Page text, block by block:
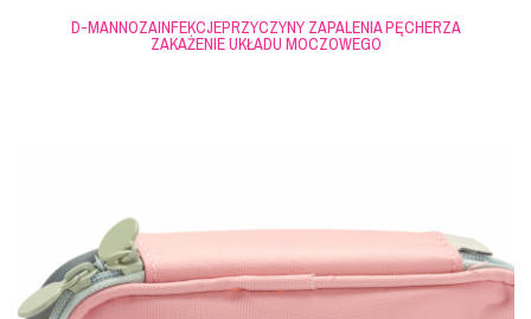
D-MANNOZAINFEKCJEPRZYCZYNY ZAPALENIA PĘCHERZA
ZAKAŻENIE UKŁADU MOCZOWEGO